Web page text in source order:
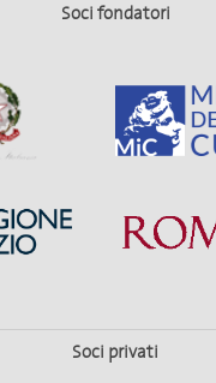
Soci fondatori
Soci privati